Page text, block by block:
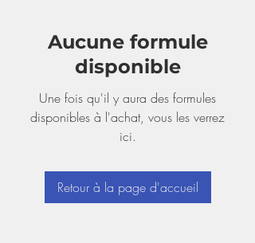
Aucune formule
disponible
Une fois qu'il y aura des formules
disponibles à l'achat, vous les verrez
ici.
Retour à la page d'accueil